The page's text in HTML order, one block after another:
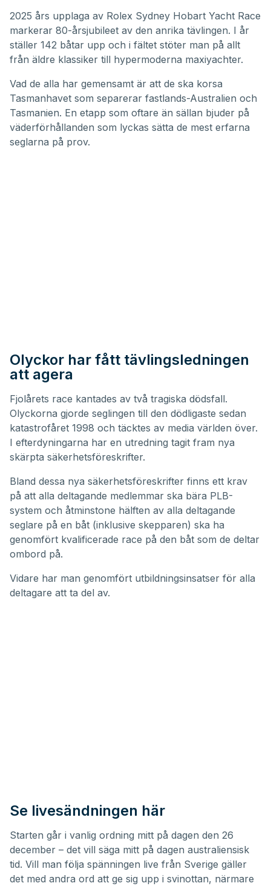
2025 års upplaga av Rolex Sydney Hobart Yacht Race
markerar 80-årsjubileet av den anrika tävlingen. I år
ställer 142 båtar upp och i fältet stöter man på allt
från äldre klassiker till hypermoderna maxiyachter.
Vad de alla har gemensamt är att de ska korsa
Tasmanhavet som separerar fastlands-Australien och
Tasmanien. En etapp som oftare än sällan bjuder på
väderförhållanden som lyckas sätta de mest erfarna
seglarna på prov.
Olyckor har fått tävlingsledningen
att agera
Fjolårets race kantades av två tragiska dödsfall.
Olyckorna gjorde seglingen till den dödligaste sedan
katastrofåret 1998 och täcktes av media världen över.
I efterdyningarna har en utredning tagit fram nya
skärpta säkerhetsföreskrifter.
Bland dessa nya säkerhetsföreskrifter finns ett krav
på att alla deltagande medlemmar ska bära PLB-
system och åtminstone hälften av alla deltagande
seglare på en båt (inklusive skepparen) ska ha
genomfört kvalificerade race på den båt som de deltar
ombord på.
Vidare har man genomfört utbildningsinsatser för alla
deltagare att ta del av.
Se livesändningen här
Starten går i vanlig ordning mitt på dagen den 26
december – det vill säga mitt på dagen australiensisk
tid. Vill man följa spänningen live från Sverige gäller
det med andra ord att ge sig upp i svinottan, närmare